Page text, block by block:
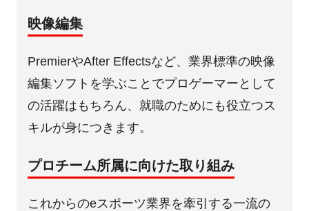
映像編集
PremierやAfter Effectsなど、業界標準の映像
編集ソフトを学ぶことでプロゲーマーとして
の活躍はもちろん、就職のためにも役立つス
キルが身につきます。
プロチーム所属に向けた取り組み
これからのeスポーツ業界を牽引する一流の